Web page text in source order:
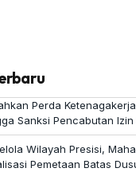
Perda
Sanksi Pencabutan Izin
Wilayah Presisi,
Pemetaan Batas